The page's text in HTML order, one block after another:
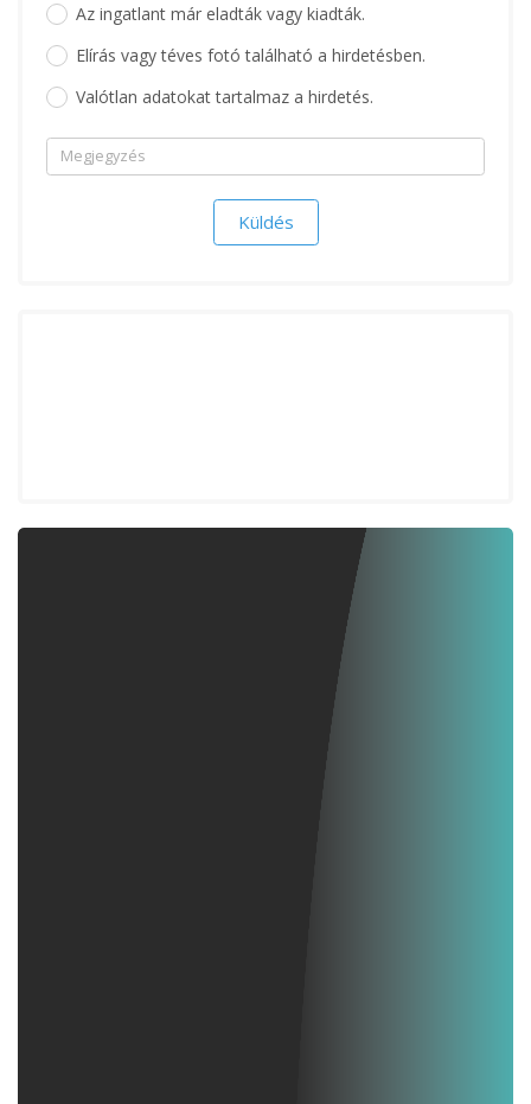
Az ingatlant már eladták vagy kiadták.
Elírás vagy téves fotó található a hirdetésben.
Valótlan adatokat tartalmaz a hirdetés.